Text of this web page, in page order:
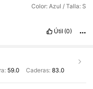
Color: Azul / Talla: S
Útil (0)
59.0 Caderas: 83.0